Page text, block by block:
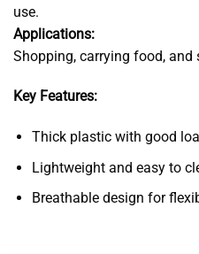
use.
Applications:
Shopping, carrying food,
Key Features:
Thick plastic with good
Lightweight and easy to
Breathable design for